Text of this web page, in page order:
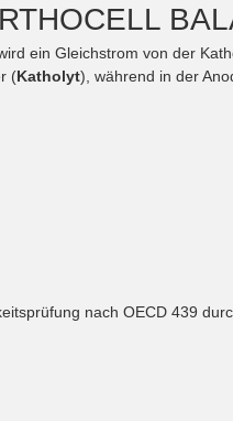
ein Gleichstrom von der
(Katholyt), während in der
nach OECD 439